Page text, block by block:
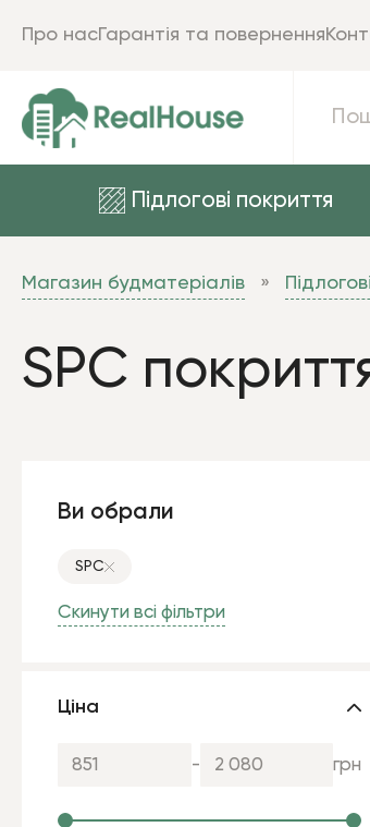
Підлогові покриття
Про насГарантія та повернення
Магазин будматеріалів
SPC
Ви обрали
SPC
Скинути всі фільтри
Ціна
- грн